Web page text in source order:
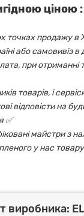
ціною :
точках продажу в
або
при
товарів, і
відповісти на
✅
майстри з
у нас
виробника: